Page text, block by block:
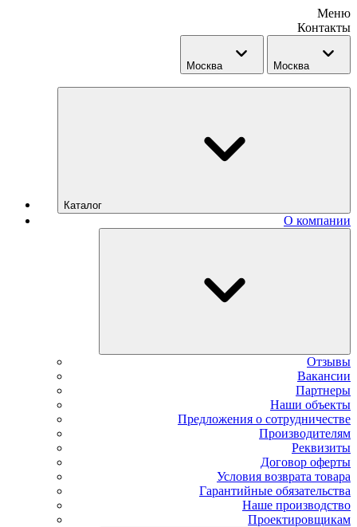
Меню
Контакты
Москва Москва
Каталог
О компании
Отзывы
Вакансии
Партнеры
Наши объекты
Предложения о сотрудничестве
Производителям
Реквизиты
Договор оферты
Условия возврата товара
Гарантийные обязательства
Наше производство
Проектировщикам